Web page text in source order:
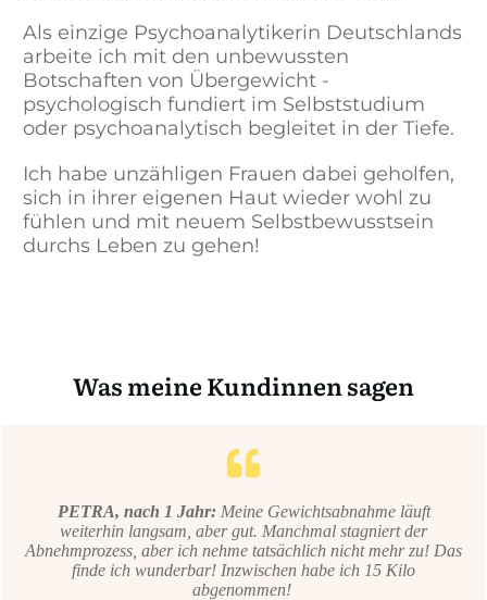
Als einzige Psychoanalytikerin Deutschlands
arbeite ich mit den unbewussten
Botschaften von Übergewicht -
psychologisch fundiert im Selbststudium
oder psychoanalytisch begleitet in der Tiefe.
Ich habe unzähligen Frauen dabei geholfen,
sich in ihrer eigenen Haut wieder wohl zu
fühlen und mit neuem Selbstbewusstsein
durchs Leben zu gehen!
Was meine Kundinnen sagen
PETRA, nach 1 Jahr: Meine Gewichtsabnahme läuft
weiterhin langsam, aber gut. Manchmal stagniert der
Abnehmprozess, aber ich nehme tatsächlich nicht mehr zu! Das
finde ich wunderbar! Inzwischen habe ich 15 Kilo
abgenommen!